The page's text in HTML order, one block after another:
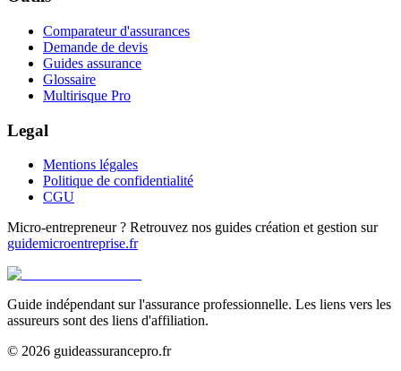
Comparateur d'assurances
Demande de devis
Guides assurance
Glossaire
Multirisque Pro
Legal
Mentions légales
Politique de confidentialité
CGU
Micro-entrepreneur ? Retrouvez nos guides création et gestion sur
guidemicroentreprise.fr
Guide indépendant sur l'assurance professionnelle. Les liens vers les
assureurs sont des liens d'affiliation.
© 2026 guideassurancepro.fr